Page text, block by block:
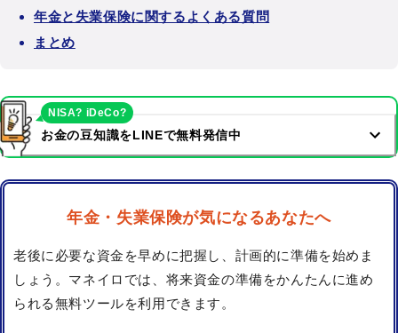
年金と失業保険に関するよくある質問
まとめ
お金の豆知識をLINEで無料発信中
NISA? iDeCo?
年金・失業保険が気になるあなたへ
老後に必要な資金を早めに把握し、計画的に準備を始めま
しょう。マネイロでは、将来資金の準備をかんたんに進め
られる無料ツールを利用できます。